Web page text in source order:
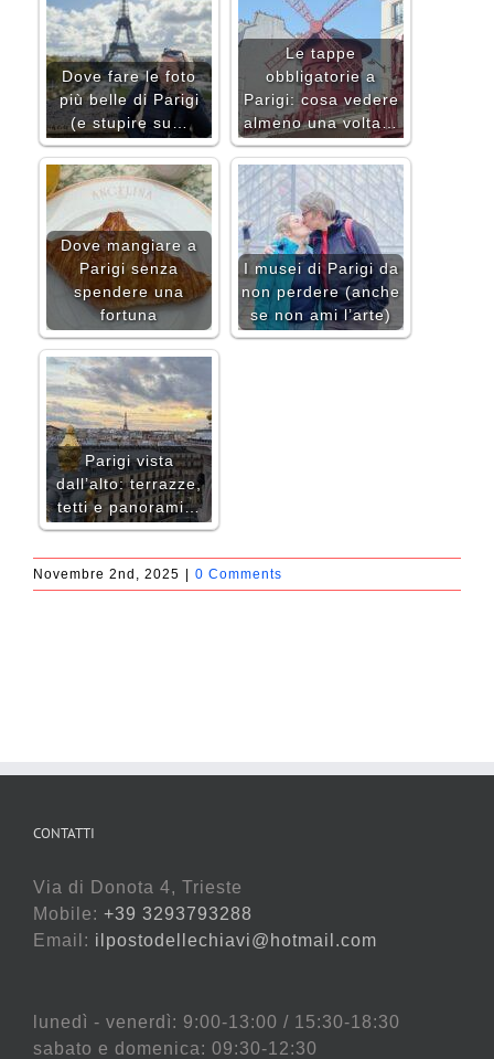
Dove fare le foto
più belle di Parigi
(e stupire su…
Le tappe
obbligatorie a
Parigi: cosa vedere
almeno una volta…
Dove mangiare a
Parigi senza
spendere una
fortuna
I musei di Parigi da
non perdere (anche
se non ami l’arte)
Parigi vista
dall’alto: terrazze,
tetti e panorami…
Novembre 2nd, 2025 0 Comments
CONTATTI
Via di Donota 4, Trieste
Mobile: +39 3293793288
Email: ilpostodellechiavi@hotmail.com
lunedì - venerdì: 9:00-13:00 / 15:30-18:30
sabato e domenica: 09:30-12:30